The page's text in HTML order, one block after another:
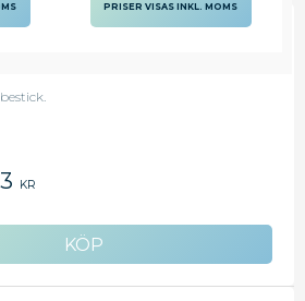
KR
PRISER VISAS INKL. MOMS